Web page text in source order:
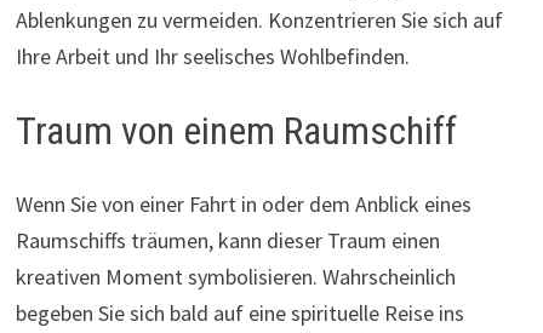
Ablenkungen zu vermeiden. Konzentrieren Sie sich auf
Ihre Arbeit und Ihr seelisches Wohlbefinden.
Traum von einem Raumschiff
Wenn Sie von einer Fahrt in oder dem Anblick eines
Raumschiffs träumen, kann dieser Traum einen
kreativen Moment symbolisieren. Wahrscheinlich
begeben Sie sich bald auf eine spirituelle Reise ins